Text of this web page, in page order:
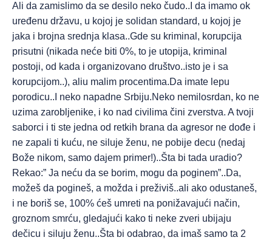
Ali da zamislimo da se desilo neko čudo..I da imamo ok
uređenu državu, u kojoj je solidan standard, u kojoj je
jaka i brojna srednja klasa..Gde su kriminal, korupcija
prisutni (nikada neće biti 0%, to je utopija, kriminal
postoji, od kada i organizovano društvo..isto je i sa
korupcijom..), aliu malim procentima.Da imate lepu
porodicu..I neko napadne Srbiju.Neko nemilosrdan, ko ne
uzima zarobljenike, i ko nad civilima čini zverstva. A tvoji
saborci i ti ste jedna od retkih brana da agresor ne dođe i
ne zapali ti kuću, ne siluje ženu, ne pobije decu (nedaj
Bože nikom, samo dajem primer!)..Šta bi tada uradio?
Rekao:” Ja neću da se borim, mogu da poginem”..Da,
možeš da pogineš, a možda i preživiš..ali ako odustaneš,
i ne boriš se, 100% ćeš umreti na ponižavajući način,
groznom smrću, gledajući kako ti neke zveri ubijaju
dečicu i siluju ženu..Šta bi odabrao, da imaš samo ta 2